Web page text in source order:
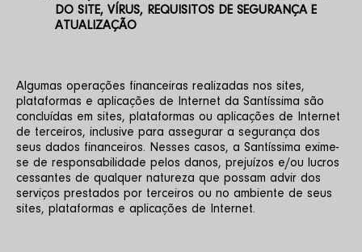
DO SITE, VÍRUS, REQUISITOS DE SEGURANÇA E
ATUALIZAÇÃO
Algumas operações financeiras realizadas nos sites,
plataformas e aplicações de Internet da Santíssima são
concluídas em sites, plataformas ou aplicações de Internet
de terceiros, inclusive para assegurar a segurança dos
seus dados financeiros. Nesses casos, a Santíssima exime-
se de responsabilidade pelos danos, prejuízos e/ou lucros
cessantes de qualquer natureza que possam advir dos
serviços prestados por terceiros ou no ambiente de seus
sites, plataformas e aplicações de Internet.